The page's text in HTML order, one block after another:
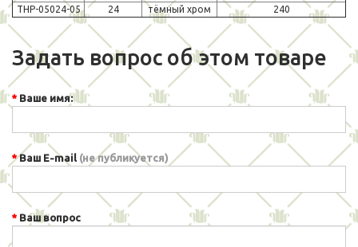
THP-05024-05
24 тёмный хром 240
Задать вопрос об этом товаре
Ваше имя:
Ваш E-mail (не публикуется)
Ваш вопрос